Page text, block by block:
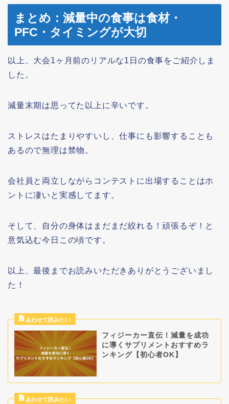
まとめ：減量中の食事は食材・
PFC・タイミングが大切
以上、大会1ヶ月前のリアルな1日の食事をご紹介しま
した。
減量末期は思ってた以上に辛いです。
ストレスはたまりやすいし、仕事にも影響することも
あるので無理は禁物。
会社員と両立しながらコンテストに出場することはホ
ントに凄いと実感してます。
そして、自分の身体はまだまだ絞れる！頑張るぞ！と
意気込む今日この頃です。
以上、最後までお読みいただきありがとうございまし
た！
フィジーカー直伝！減量を成功
に導くサプリメントおすすめラ
ンキング【初心者OK】